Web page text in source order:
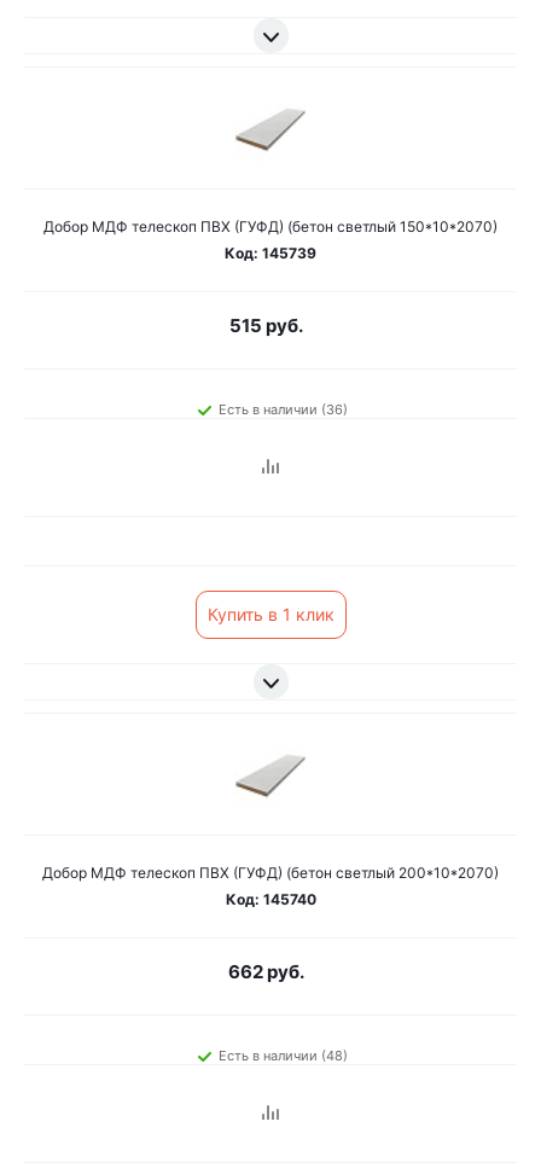
Добор МДФ телескоп ПВХ (ГУФД) (бетон светлый 150*10*2070)
Код: 145739
515 руб.
Есть в наличии (36)
Купить в 1 клик
Добор МДФ телескоп ПВХ (ГУФД) (бетон светлый 200*10*2070)
Код: 145740
662 руб.
Есть в наличии (48)